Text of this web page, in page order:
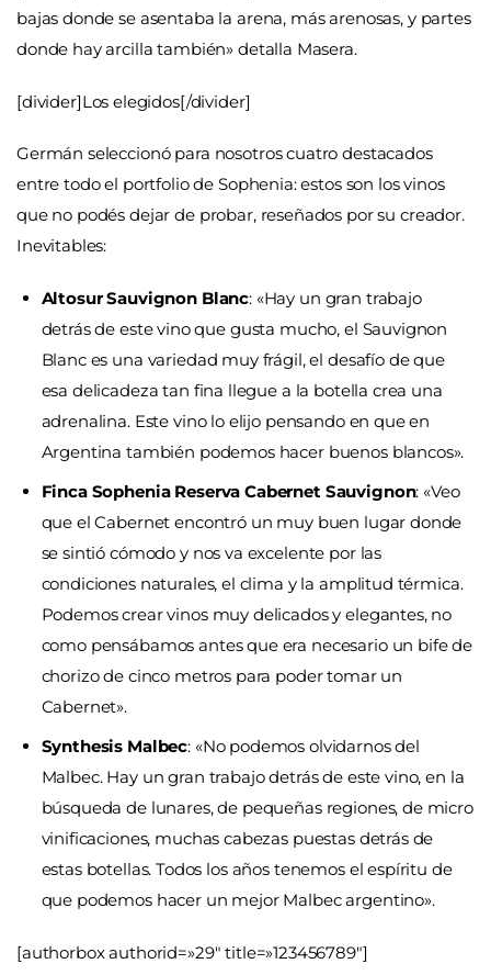
bajas donde se asentaba la arena, más arenosas, y partes
donde hay arcilla también» detalla Masera.
[divider]Los elegidos[/divider]
Germán seleccionó para nosotros cuatro destacados
entre todo el portfolio de Sophenia: estos son los vinos
que no podés dejar de probar, reseñados por su creador.
Inevitables:
Altosur Sauvignon Blanc: «Hay un gran trabajo
detrás de este vino que gusta mucho, el Sauvignon
Blanc es una variedad muy frágil, el desafío de que
esa delicadeza tan fina llegue a la botella crea una
adrenalina. Este vino lo elijo pensando en que en
Argentina también podemos hacer buenos blancos».
Finca Sophenia Reserva Cabernet Sauvignon: «Veo
que el Cabernet encontró un muy buen lugar donde
se sintió cómodo y nos va excelente por las
condiciones naturales, el clima y la amplitud térmica.
Podemos crear vinos muy delicados y elegantes, no
como pensábamos antes que era necesario un bife de
chorizo de cinco metros para poder tomar un
Cabernet».
Synthesis Malbec: «No podemos olvidarnos del
Malbec. Hay un gran trabajo detrás de este vino, en la
búsqueda de lunares, de pequeñas regiones, de micro
vinificaciones, muchas cabezas puestas detrás de
estas botellas. Todos los años tenemos el espíritu de
que podemos hacer un mejor Malbec argentino».
[authorbox authorid=»29″ title=»123456789″]